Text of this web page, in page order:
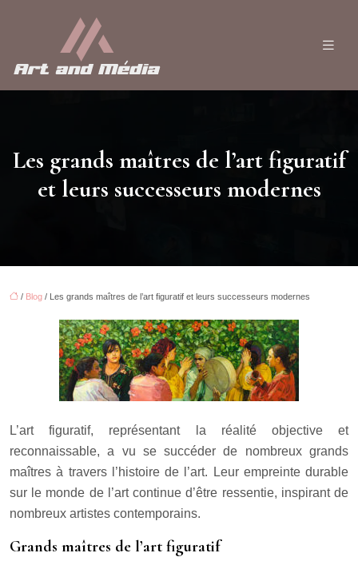
Les grands maîtres de l’art figuratif
et leurs successeurs modernes
/ Blog / Les grands maîtres de l’art figuratif et leurs successeurs modernes
L’art figuratif, représentant la réalité objective et
reconnaissable, a vu se succéder de nombreux grands
maîtres à travers l’histoire de l’art. Leur empreinte durable
sur le monde de l’art continue d’être ressentie, inspirant de
nombreux artistes contemporains.
Grands maîtres de l’art figuratif